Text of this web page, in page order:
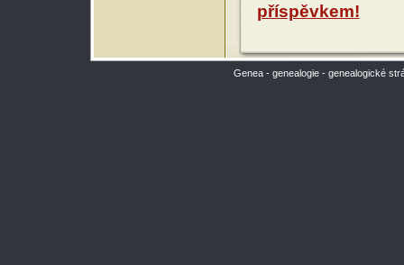
příspěvkem!
Genea - genealogie - genealogické